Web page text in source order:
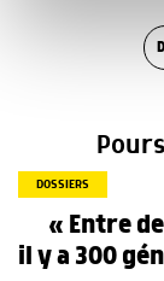
publicité et
avec d'autres
ou qu'ils ont
DOSSIERS
« Entre
il y a 300